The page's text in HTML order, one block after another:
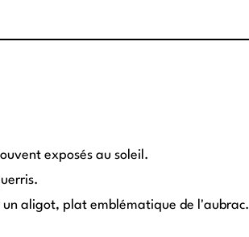
exposés au soleil.
aligot, plat emblématique de l'aubrac.